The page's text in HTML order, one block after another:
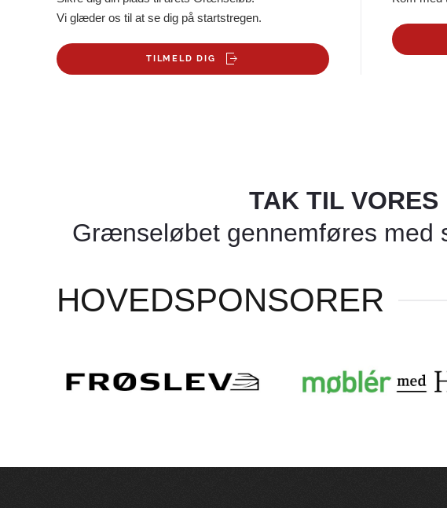
Vi glæder os til at se dig på startstregen.
TILMELD DIG
TAK TIL VORES
Grænseløbet gennemføres med
HOVEDSPONSORER